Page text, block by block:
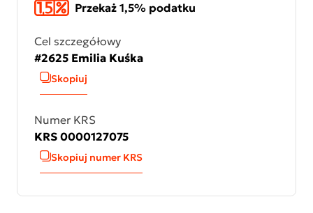
Przekaż 1,5% podatku
Cel szczegółowy
#2625 Emilia Kuśka
Skopiuj
Numer KRS
KRS 0000127075
Skopiuj numer KRS